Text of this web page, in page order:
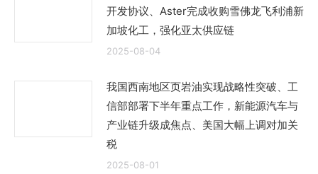
开发协议、Aster完成收购雪佛龙飞利浦新
加坡化工，强化亚太供应链
2025-08-04
我国西南地区页岩油实现战略性突破、工
信部部署下半年重点工作，新能源汽车与
产业链升级成焦点、美国大幅上调对加关
税
2025-08-01